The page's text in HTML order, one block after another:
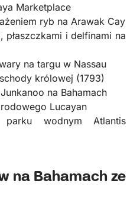
Marketplace
ryb na Arawak Cay
płaszczkami i delfinami na
na targu w Nassau
królowej (1793)
na Bahamach
Lucayan
wodnym Atlantis
na Bahamach ze